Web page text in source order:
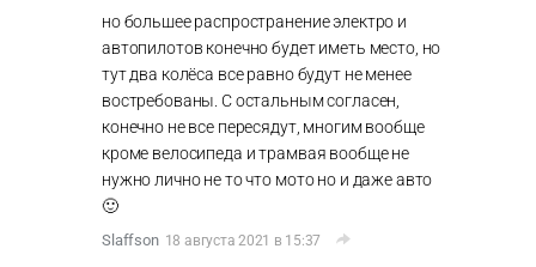
но большее распространение электро и
автопилотов конечно будет иметь место, но
тут два колёса все равно будут не менее
востребованы. С остальным согласен,
конечно не все пересядут, многим вообще
кроме велосипеда и трамвая вообще не
нужно лично не то что мото но и даже авто
🙂
Slaffson 18 августа 2021 в 15:37